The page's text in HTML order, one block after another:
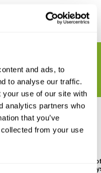
and ads, to
to analyse our traffic.
your use of our site with
analytics partners who
that you’ve
from your use
Toad-Headed Turtles
Genus